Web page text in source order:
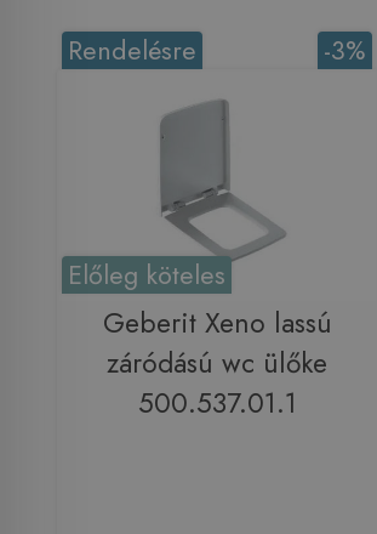
-3%
Rendelésre
Előleg köteles
Geberit Xeno lassú
záródású wc ülőke
500.537.01.1